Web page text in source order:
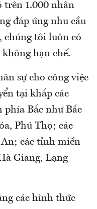
trên 1.000 nhân
đáp ứng nhu cầu
chúng tôi luôn có
hạn chế.
sự cho công việc
tại khắp các
Bắc như Bắc
Phú Thọ; các
các tỉnh miền
Giang, Lạng
các hình thức